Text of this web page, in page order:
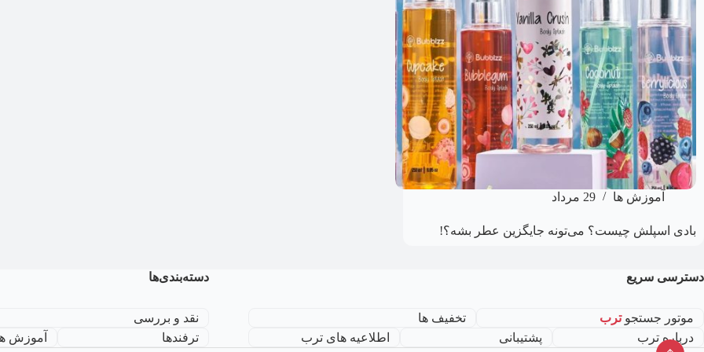
آموزش ها 29 مرداد
بادی اسپلش چیست؟ می‌تونه جایگزین عطر بشه؟!
دسترسی سریع
موتور جستجوترب
تخفیف ها
درباره ترب
پشتیبانی اطلاعیه های ترب
دسته‌بندی‌ها
نقد و بررسی
ترفندها
آموزش